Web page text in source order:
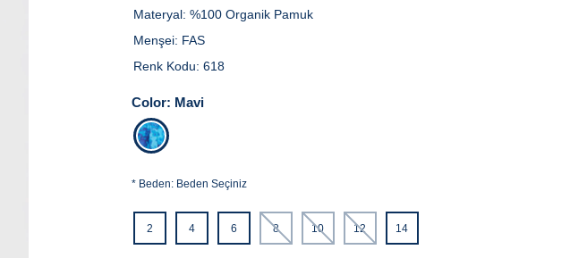
Materyal:%100 Organik Pamuk
Menşei: FAS
Renk Kodu:618
Color: Mavi
*Beden: Beden Seçiniz
2 4 6 8 10 12 14